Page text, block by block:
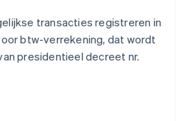
transacties registreren in
btw-verrekening, dat wordt
presidentieel decreet nr.